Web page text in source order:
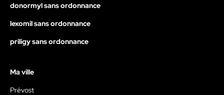
donormyl sans ordonnance
lexomil sans ordonnance
priligy sans ordonnance
Ma ville
Prévost